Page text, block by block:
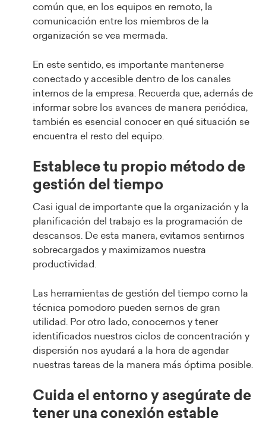
común que, en los equipos en remoto, la
comunicación entre los miembros de la
organización se vea mermada.
En este sentido, es importante mantenerse
conectado y accesible dentro de los canales
internos de la empresa. Recuerda que, además de
informar sobre los avances de manera periódica,
también es esencial conocer en qué situación se
encuentra el resto del equipo.
Establece tu propio método de
gestión del tiempo
Casi igual de importante que la organización y la
planificación del trabajo es la programación de
descansos. De esta manera, evitamos sentirnos
sobrecargados y maximizamos nuestra
productividad.
Las herramientas de gestión del tiempo como la
técnica pomodoro pueden sernos de gran
utilidad. Por otro lado, conocernos y tener
identificados nuestros ciclos de concentración y
dispersión nos ayudará a la hora de agendar
nuestras tareas de la manera más óptima posible.
Cuida el entorno y asegúrate de
tener una conexión estable